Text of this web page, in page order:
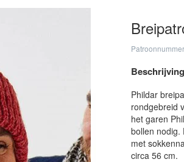
Phildar
rondgebreid
het garen
bollen nodig.
met
circa 56 cm.